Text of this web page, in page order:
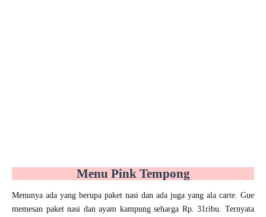
Menu Pink Tempong
Menunya ada yang berupa paket nasi dan ada juga yang ala carte. Gue
memesan paket nasi dan ayam kampung seharga Rp. 31ribu. Ternyata